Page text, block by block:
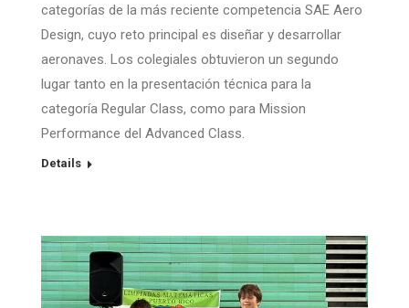
categorías de la más reciente competencia SAE Aero
Design, cuyo reto principal es diseñar y desarrollar
aeronaves. Los colegiales obtuvieron un segundo
lugar tanto en la presentación técnica para la
categoría Regular Class, como para Mission
Performance del Advanced Class.
Details